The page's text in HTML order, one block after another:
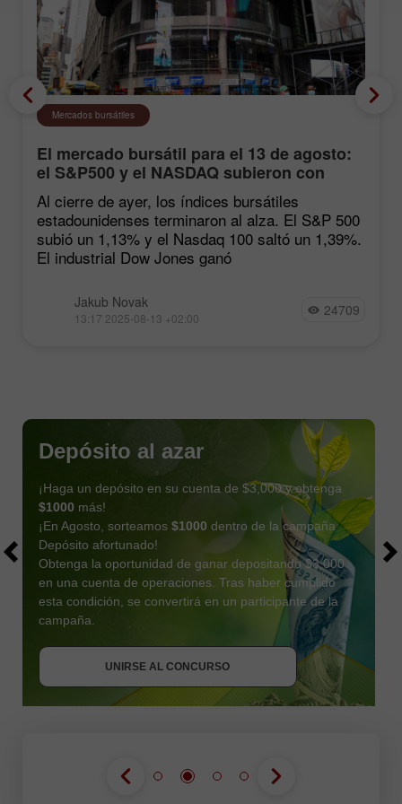
Mercados bursátiles
El mercado bursátil para el 13 de agosto:
el S&P500 y el NASDAQ subieron con
fuerza tras las estadísticas de inflación
Al cierre de ayer, los índices bursátiles
estadounidenses terminaron al alza. El S&P 500
subió un 1,13% y el Nasdaq 100 saltó un 1,39%.
El industrial Dow Jones ganó
Jakub Novak
13:17 2025-08-13 +02:00 24709
Depósito al azar
¡Haga un depósito en su cuenta de $3,000 y obtenga
$1000 más!
¡En Agosto, sorteamos $1000 dentro de la campaña
Depósito afortunado!
Obtenga la oportunidad de ganar depositando $3,000
en una cuenta de operaciones. Tras haber cumplido
esta condición, se convertirá en un participante de la
campaña.
UNIRSE AL CONCURSO
OBTENER BONO